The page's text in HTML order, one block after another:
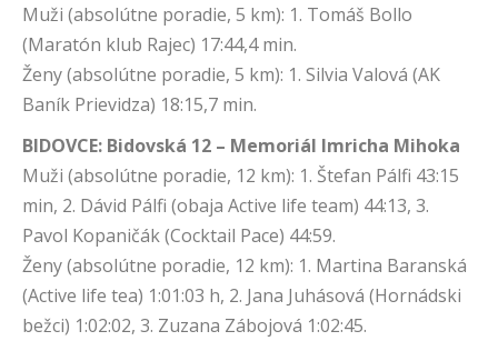
Muži (absolútne poradie, 5 km): 1. Tomáš Bollo
(Maratón klub Rajec) 17:44,4 min.
Ženy (absolútne poradie, 5 km): 1. Silvia Valová (AK
Baník Prievidza) 18:15,7 min.
BIDOVCE: Bidovská 12 – Memoriál Imricha Mihoka
Muži (absolútne poradie, 12 km): 1. Štefan Pálfi 43:15
min, 2. Dávid Pálfi (obaja Active life team) 44:13, 3.
Pavol Kopaničák (Cocktail Pace) 44:59.
Ženy (absolútne poradie, 12 km): 1. Martina Baranská
(Active life tea) 1:01:03 h, 2. Jana Juhásová (Hornádski
bežci) 1:02:02, 3. Zuzana Zábojová 1:02:45.